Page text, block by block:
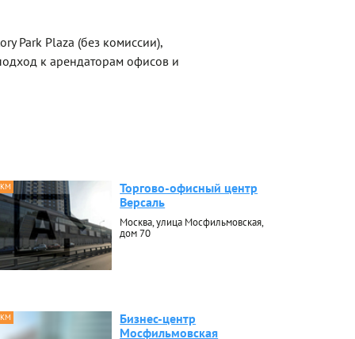
Park Plaza (без комиссии),
к арендаторам офисов и
Торгово-офисный центр
Версаль
Москва, улица Мосфильмовская,
дом 70
Бизнес-центр
Мосфильмовская